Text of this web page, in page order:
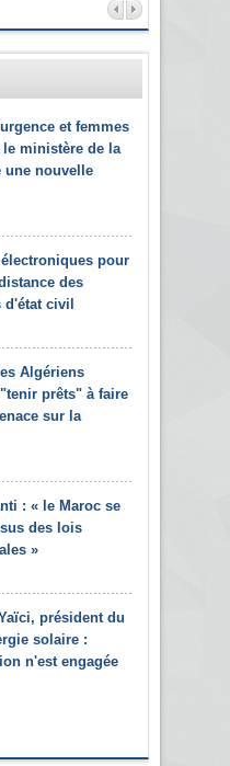
et femmes
le ministère de la
une nouvelle
pour
des
civil
Algériens
prêts" à faire
sur la
: « le Maroc se
des lois
»
président du
solaire :
n'est engagée